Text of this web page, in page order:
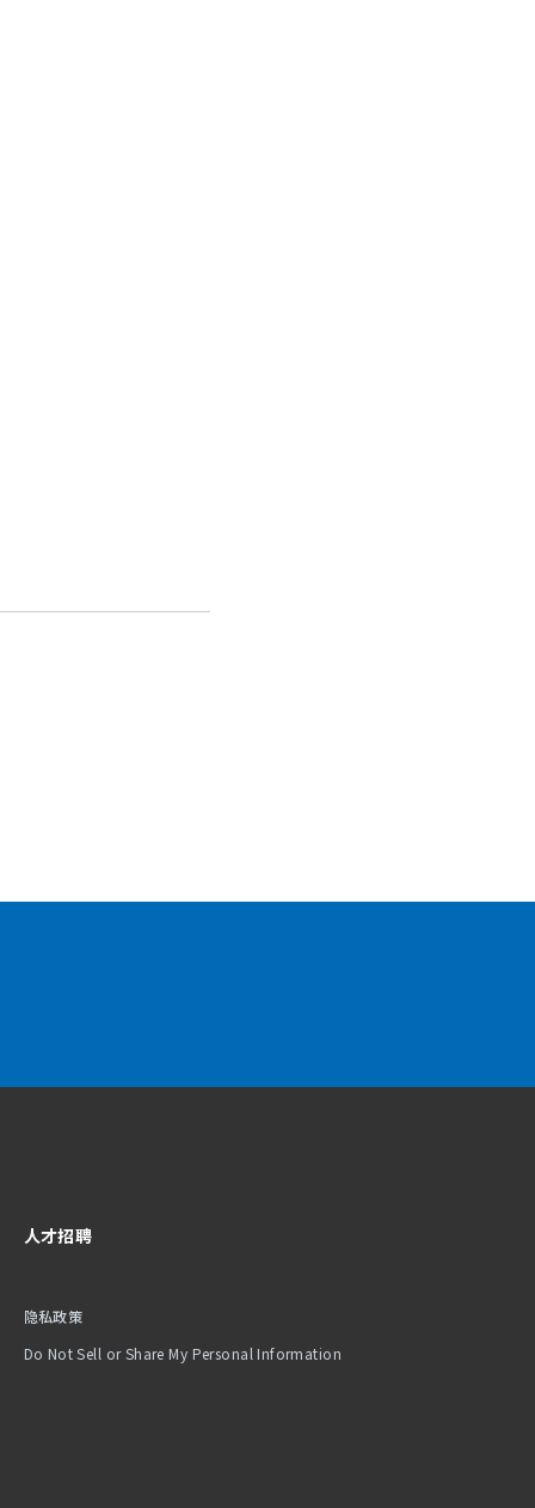
人才招聘
隐私政策
Do Not Sell or Share My Personal Information